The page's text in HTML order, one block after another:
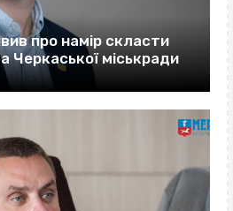
про намір скласти
Черкаської міськради